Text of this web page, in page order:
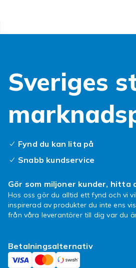
Sveriges
Fynd du kan lita på
Snabb kundservice
Gör som miljoner kunder, hitta
Hos oss gör du alltid ett fynd och vi
inspirerad av produkter du inte ens
från våra leverantörer till dig var du
Betalningsalternativ